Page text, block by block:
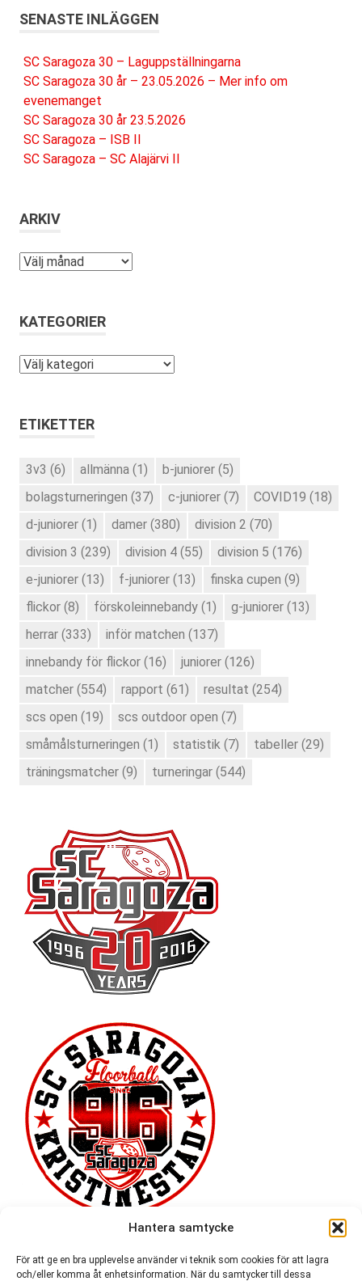
Hantera samtycke
För att ge en bra upplevelse använder vi teknik som cookies för att lagra
och/eller komma åt enhetsinformation. När du samtycker till dessa
SENASTE INLÄGGEN
SC Saragoza 30 – Laguppställningarna
SC Saragoza 30 år – 23.05.2026 – Mer info om
evenemanget
SC Saragoza 30 år 23.5.2026
SC Saragoza – ISB II
SC Saragoza – SC Alajärvi II
ARKIV
Arkiv
KATEGORIER
Kategorier
ETIKETTER
3v3 (6) allmänna (1) b-juniorer (5)
bolagsturneringen (37) c-juniorer (7) COVID19 (18)
d-juniorer (1) damer (380) division 2 (70)
division 3 (239) division 4 (55) division 5 (176)
e-juniorer (13) f-juniorer (13) finska cupen (9)
flickor (8) förskoleinnebandy (1) g-juniorer (13)
herrar (333) inför matchen (137)
innebandy för flickor (16) juniorer (126)
matcher (554) rapport (61) resultat (254)
scs open (19) scs outdoor open (7)
småmålsturneringen (1) statistik (7) tabeller (29)
träningsmatcher (9) turneringar (544)